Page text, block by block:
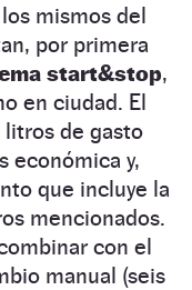
mismos del
por primera
start&stop,
en ciudad. El
litros de gasto
económica y,
que incluye la
mencionados.
con el
manual (seis